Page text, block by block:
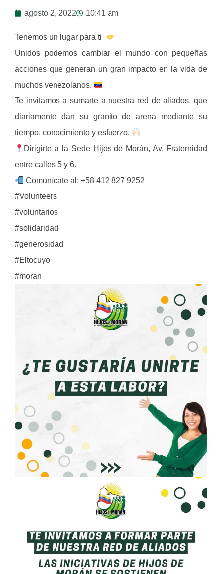
agosto 2, 2022 10:41 am
Tenemos un lugar para ti
Unidos podemos cambiar el mundo con pequeñas
acciones que generan un gran impacto en la vida de
muchos venezolanos.
Te invitamos a sumarte a nuestra red de aliados, que
diariamente dan su granito de arena mediante su
tiempo, conocimiento y esfuerzo.
Dirigirte a la Sede Hijos de Morán, Av. Fraternidad
entre calles 5 y 6.
Comunícate al: +58 412 827 9252
#Volunteers
#voluntarios
#solidaridad
#generosidad
#Eltocuyo
#moran